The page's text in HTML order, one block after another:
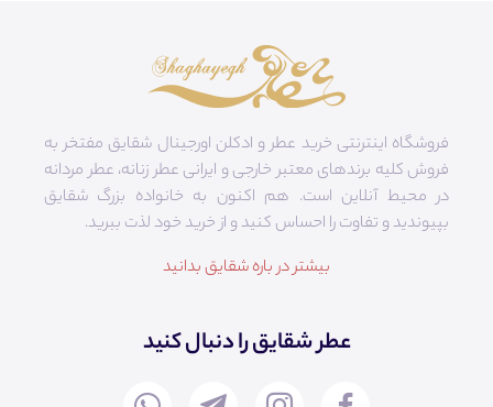
فروشگاه اینترنتی خرید عطر و ادکلن اورجینال شقایق مفتخر به
فروش کلیه برندهای معتبر خارجی و ایرانی عطر زنانه، عطر مردانه
در محیط آنلاین است. هم‌ اکنون به خانواده بزرگ شقایق
بپیوندید و تفاوت را احساس کنید و از خرید خود لذت ببرید.
بیشتر در باره شقایق بدانید
عطر شقایق را دنبال کنید